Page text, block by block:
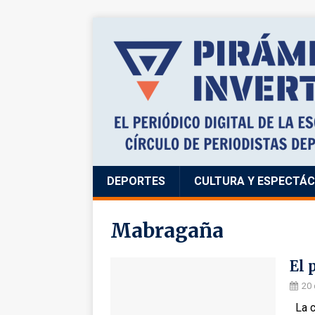
DEPORTES CULTURA Y
Mabragaña
El
20
La